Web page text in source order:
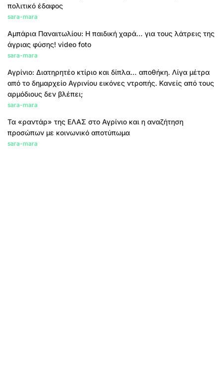
πολιτικό έδαφος
sara-mara
Αμπάρια Παναιτωλίου: Η παιδική χαρά… για τους λάτρεις της
άγριας φύσης! video foto
sara-mara
Αγρίνιο: Διατηρητέο κτίριο και δίπλα… αποθήκη. Λίγα μέτρα
από το δημαρχείο Αγρινίου εικόνες ντροπής. Κανείς από τους
αρμόδιους δεν βλέπει;
sara-mara
Τα «ραντάρ» της ΕΛΑΣ στο Αγρίνιο και η αναζήτηση
προσώπων με κοινωνικό αποτύπωμα
sara-mara